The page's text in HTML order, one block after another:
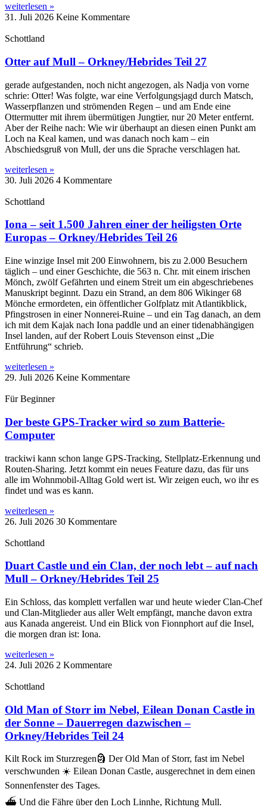
weiterlesen »
31. Juli 2026 Keine Kommentare
Schottland
Otter auf Mull – Orkney/Hebrides Teil 27
gerade aufgestanden, noch nicht angezogen, als Nadja von vorne
schrie: Otter! Was folgte, war eine Verfolgungsjagd durch Matsch,
Wasserpflanzen und strömenden Regen – und am Ende eine
Ottermutter mit ihrem übermütigen Jungtier, nur 20 Meter entfernt.
Aber der Reihe nach: Wie wir überhaupt an diesen einen Punkt am
Loch na Keal kamen, und was danach noch kam – ein
Abschiedsgruß von Mull, der uns die Sprache verschlagen hat.
weiterlesen »
30. Juli 2026 4 Kommentare
Schottland
Iona – seit 1.500 Jahren einer der heiligsten Orte
Europas – Orkney/Hebrides Teil 26
Eine winzige Insel mit 200 Einwohnern, bis zu 2.000 Besuchern
täglich – und einer Geschichte, die 563 n. Chr. mit einem irischen
Mönch, zwölf Gefährten und einem Streit um ein abgeschriebenes
Manuskript beginnt. Dazu ein Strand, an dem 806 Wikinger 68
Mönche ermordeten, ein öffentlicher Golfplatz mit Atlantikblick,
Pfingstrosen in einer Nonnerei-Ruine – und ein Tag danach, an dem
ich mit dem Kajak nach Iona paddle und an einer tidenabhängigen
Insel landen, auf der Robert Louis Stevenson einst „Die
Entführung“ schrieb.
weiterlesen »
29. Juli 2026 Keine Kommentare
Für Beginner
Der beste GPS-Tracker wird so zum Batterie-
Computer
trackiwi kann schon lange GPS-Tracking, Stellplatz-Erkennung und
Routen-Sharing. Jetzt kommt ein neues Feature dazu, das für uns
alle im Wohnmobil-Alltag Gold wert ist. Wir zeigen euch, wo ihr es
findet und was es kann.
weiterlesen »
26. Juli 2026 30 Kommentare
Schottland
Duart Castle und ein Clan, der noch lebt – auf nach
Mull – Orkney/Hebrides Teil 25
Ein Schloss, das komplett verfallen war und heute wieder Clan-Chef
und Clan-Mitglieder aus aller Welt empfängt, manche davon extra
aus Kanada angereist. Und ein Blick von Fionnphort auf die Insel,
die morgen dran ist: Iona.
weiterlesen »
24. Juli 2026 2 Kommentare
Schottland
Old Man of Storr im Nebel, Eilean Donan Castle in
der Sonne – Dauerregen dazwischen –
Orkney/Hebrides Teil 24
Kilt Rock im Sturzregen🗿 Der Old Man of Storr, fast im Nebel
verschwunden ☀️ Eilean Donan Castle, ausgerechnet in dem einen
Sonnenfenster des Tages.
⛴️ Und die Fähre über den Loch Linnhe, Richtung Mull.